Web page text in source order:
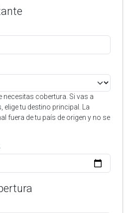
necesitas cobertura. Si vas a
elige tu destino principal. La
fuera de tu país de origen y no se